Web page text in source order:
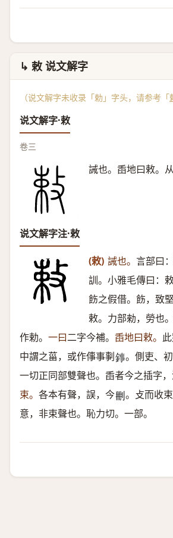
↳ 敕 说文解字
（说文解字未收录「勅」字头，请参考「
说文解字·敕
卷三
誡也。臿地曰敕。
说文解字注·敕
(敕) 誡也。 言部曰
訓。小雅毛傳曰：
飭之假借。飭，致
敕。力部勑，勞也
作勅。 一曰二字今補。 臿地曰敕。
中謂之菑，或作倳事剚𨧫 。側吏、
一切正同部雙聲也。臿者今之插字，
束。 各本有聲，誤，今𠛹 。攴而收
意，非束聲也。恥力切。一部。